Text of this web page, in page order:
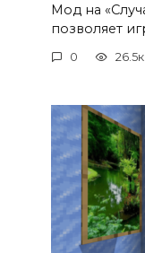
Мод на
позволяет
0 26.5к.